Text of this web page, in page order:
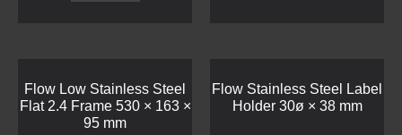
Flow Low Stainless Steel
Flat 2.4 Frame 530 × 163 ×
95 mm
Flow Stainless Steel Label
Holder 30ø × 38 mm